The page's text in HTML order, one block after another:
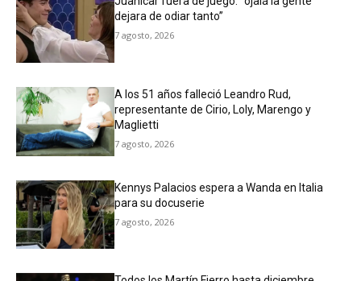
dejara de odiar tanto”
7 agosto, 2026
A los 51 años falleció Leandro Rud,
representante de Cirio, Loly, Marengo y
Maglietti
7 agosto, 2026
Kennys Palacios espera a Wanda en Italia
para su docuserie
7 agosto, 2026